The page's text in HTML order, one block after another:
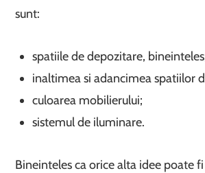
sunt:
spatiile de depozitare,
inaltimea si adancimea spatiilor
culoarea mobilierului;
sistemul de iluminare.
Bineinteles ca orice alta idee poate